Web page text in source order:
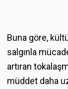
Buna göre,
salgınla
artıran
müddet daha